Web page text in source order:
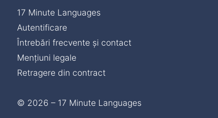
Chat »
17 Minute Languages
Autentificare
Întrebări frecvente și contact
Mențiuni legale
Retragere din contract
© 2026 – 17 Minute Languages